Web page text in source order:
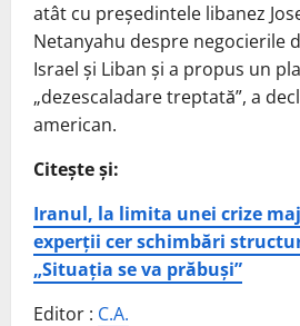
atât cu președintele libanez
Netanyahu despre negocierile
Israel și Liban și a propus un
„dezescaladare treptată”, a
american.
Citește și:
Iranul, la limita unei crize
experții cer schimbări
„Situația se va prăbuși”
Editor : C.A.